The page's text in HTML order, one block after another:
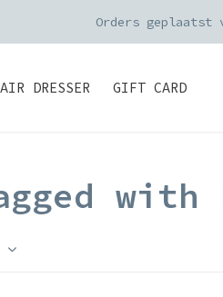
DRESSER GIFT CARD
Orders geplaatst
with